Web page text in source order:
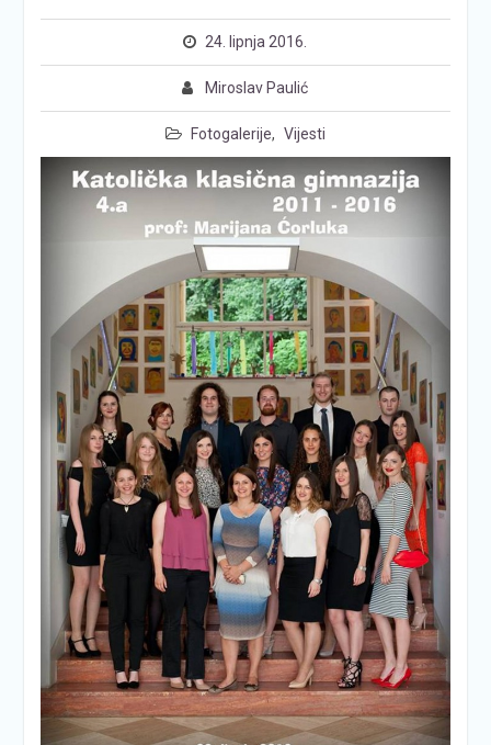
24. lipnja 2016.
Miroslav Paulić
Fotogalerije, Vijesti